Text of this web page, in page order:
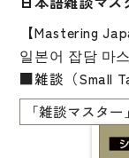
【Mastering
일본어 잡담 마스
■雑談（Small
ば・表現が勉強
■12の雑談の秘
秘诀／잡담의
「雑談マスター」